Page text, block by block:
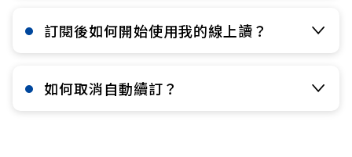
訂閱後如何開始使用我的線上讀？​
如何取消自動續訂？